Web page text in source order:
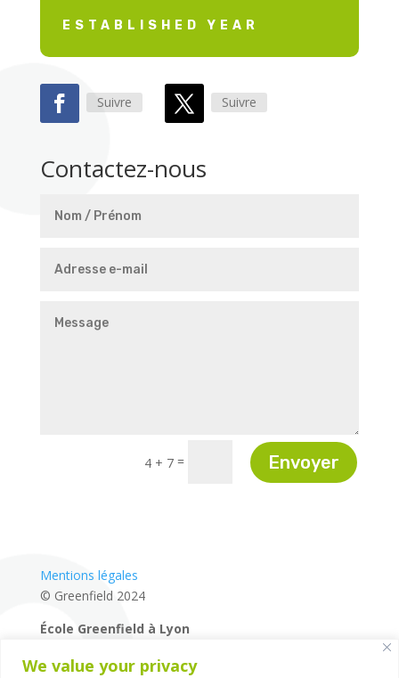
We value your privacy
ESTABLISHED YEAR
Suivre Suivre
Contactez-nous
4 + 7 = Envoyer
Mentions légales
© Greenfield 2024
École Greenfield à Lyon
14 rue de la Mairie – 69660 – Collonges-au-Mont-d’Or